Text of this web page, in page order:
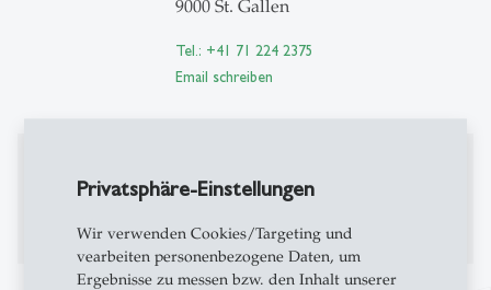
Privatsphäre-Einstellungen
Wir verwenden Cookies/Targeting und
vearbeiten personenbezogene Daten, um
Ergebnisse zu messen bzw. den Inhalt unserer
9000 St. Gallen
Tel.: +41 71 224 2375
Email schreiben